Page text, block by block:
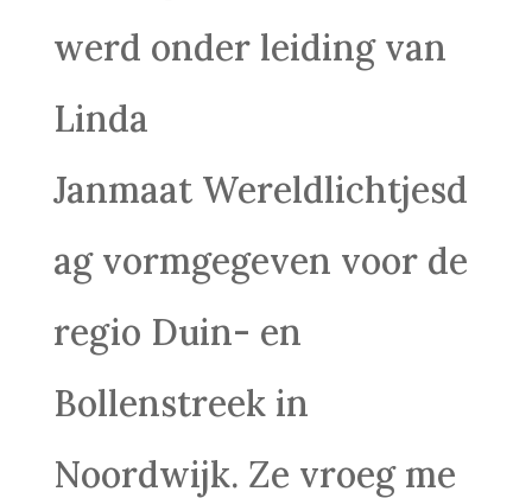
werd onder leiding van
Linda
Janmaat Wereldlichtjesd
ag vormgegeven voor de
regio Duin- en
Bollenstreek in
Noordwijk. Ze vroeg me